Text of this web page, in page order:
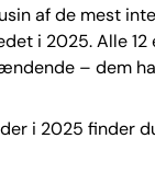
af de mest
i 2025. Alle 12
– dem
i 2025 finder